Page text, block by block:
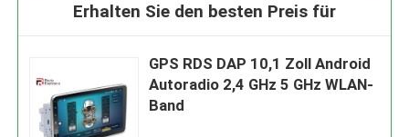
Erhalten Sie den besten Preis für
GPS RDS DAP 10,1 Zoll Android
Autoradio 2,4 GHz 5 GHz WLAN-
Band